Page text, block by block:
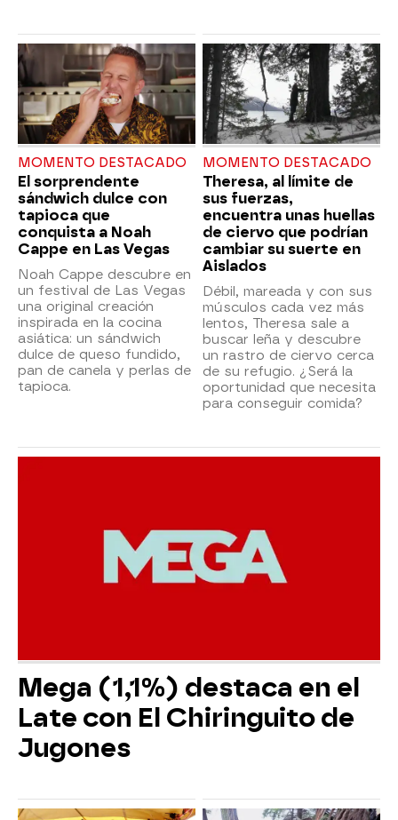
MOMENTO DESTACADO
El sorprendente
sándwich dulce con
tapioca que
conquista a Noah
Cappe en Las Vegas
Noah Cappe descubre en
un festival de Las Vegas
una original creación
inspirada en la cocina
asiática: un sándwich
dulce de queso fundido,
pan de canela y perlas de
tapioca.
MOMENTO DESTACADO
Theresa, al límite de
sus fuerzas,
encuentra unas huellas
de ciervo que podrían
cambiar su suerte en
Aislados
Débil, mareada y con sus
músculos cada vez más
lentos, Theresa sale a
buscar leña y descubre
un rastro de ciervo cerca
de su refugio. ¿Será la
oportunidad que necesita
para conseguir comida?
Mega (1,1%) destaca en el
Late con El Chiringuito de
Jugones